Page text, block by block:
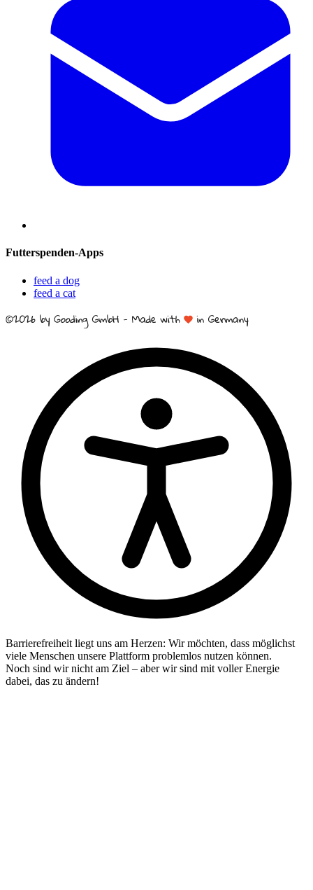
Futterspenden-Apps
feed a dog
feed a cat
Barrierefreiheit liegt uns am Herzen: Wir möchten, dass möglichst
viele Menschen unsere Plattform problemlos nutzen können.
Noch sind wir nicht am Ziel – aber wir sind mit voller Energie
dabei, das zu ändern!